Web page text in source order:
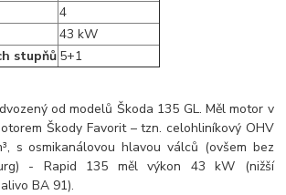
4
43 kW
stupňů 5+1
od modelů Škoda 135 GL. Měl motor v
Škody Favorit – tzn. celohliníkový OHV
s osmikanálovou hlavou válců (ovšem bez
- Rapid 135 měl výkon 43 kW (nižší
BA 91).